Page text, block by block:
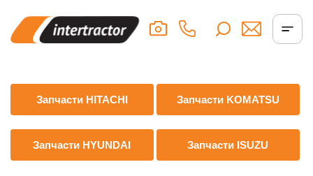
Запчасти HITACHI Запчасти KOMATSU
Запчасти HYUNDAI Запчасти ISUZU